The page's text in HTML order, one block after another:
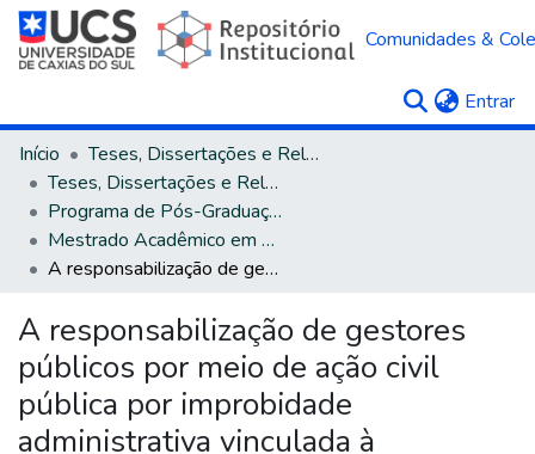
Comunidades &
Entrar
Início
Teses, Dissertações e Relatórios
Teses, Dissertações e Relatórios defendidos na UCS
Programa de Pós-Graduação em Direito
Mestrado Acadêmico em Direito
A responsabilização de gestores públicos por meio de ação civil pública por improbidade administrativa vinculada à ocorrência de crime ambiental
A responsabilização de gestores
públicos por meio de ação civil
pública por improbidade
administrativa vinculada à